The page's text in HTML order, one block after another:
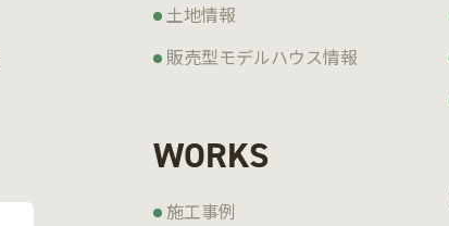
土地情報
販売型モデルハウス情報
WORKS
施工事例